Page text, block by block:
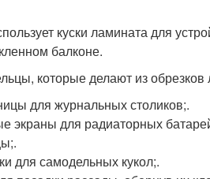
куски ламината для
балконе.
которые делают из обрезков
для журнальных столиков;.
экраны для радиаторных
для самодельных кукол;.